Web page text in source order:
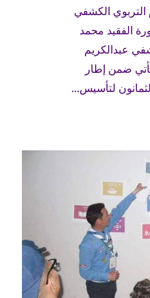
التربوي الكشفي
الفقيد محمد
عبدالكريم
ضمن إطار
لتأسيس...